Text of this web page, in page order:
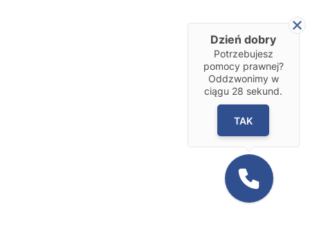
Dzień dobry
Potrzebujesz
pomocy prawnej?
Oddzwonimy w
ciągu 28 sekund.
TAK